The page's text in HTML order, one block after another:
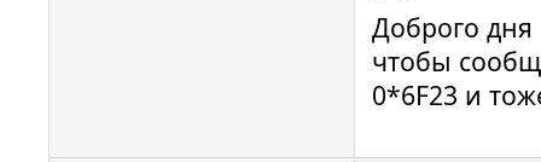
Доброго дня
чтобы
0*6F23 и